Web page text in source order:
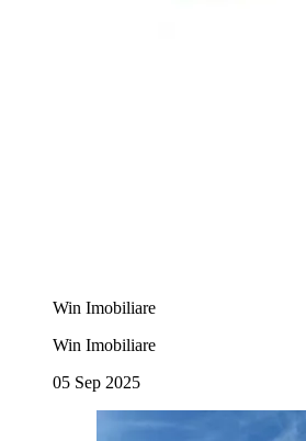
Win Imobiliare
Win Imobiliare
05 Sep 2025